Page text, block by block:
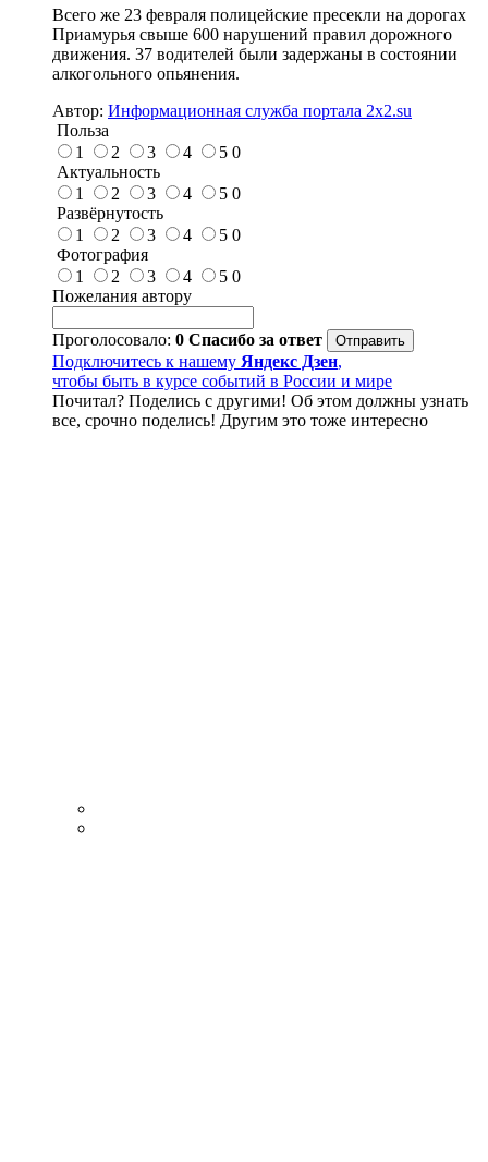
Всего же 23 февраля полицейские пресекли на дорогах
Приамурья свыше 600 нарушений правил дорожного
движения. 37 водителей были задержаны в состоянии
алкогольного опьянения.
Автор: Информационная служба портала 2x2.su
Польза
1
2 3 4 5 0
Актуальность
1
2 3 4 5 0
Развёрнутость
1
2 3 4 5 0
Фотография
1
2 3 4 5 0
Пожелания автору
Проголосовало: 0 Спасибо за ответ
Подключитесь к нашему Яндекс Дзен,
чтобы быть в курсе событий в России и мире
Почитал? Поделись с другими! Об этом должны узнать
все, срочно поделись! Другим это тоже интересно